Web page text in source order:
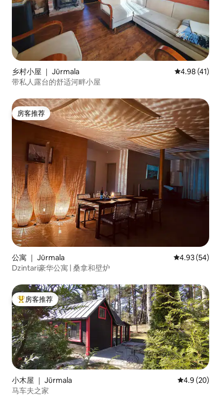
乡村小屋 ｜ Jūrmala 平均评分
4.98 (41)
带私人露台的舒适河畔小屋
房客推荐
房客推荐
公寓 ｜ Jūrmala 平均评分
4.93 (54)
Dzintari豪华公寓 | 桑拿和壁炉
热门「房客推荐」
房客推荐
小木屋 ｜ Jūrmala 平均评分
4.9 (20)
马车夫之家